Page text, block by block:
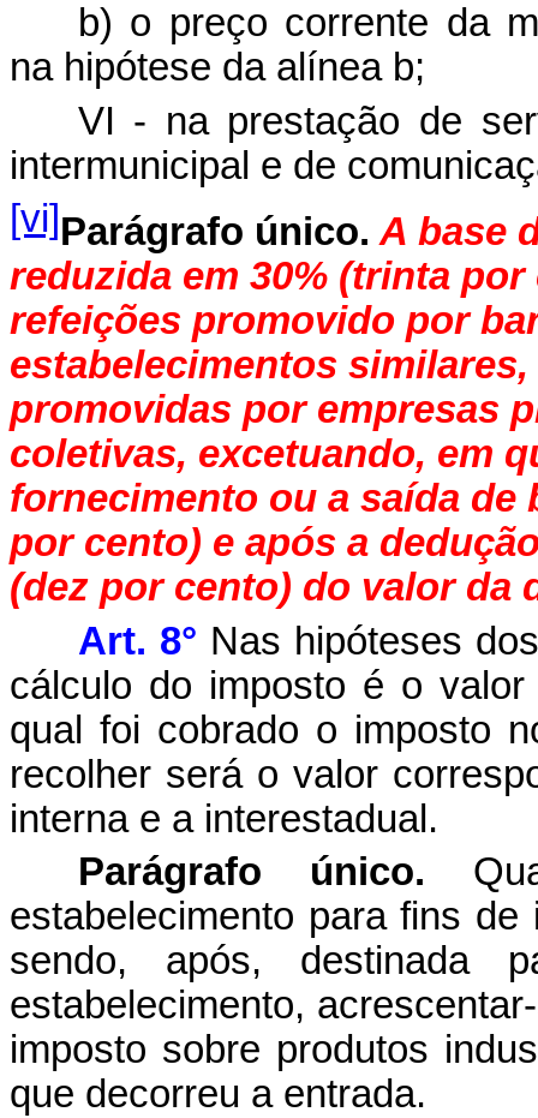
b) o preço corrente da
na hipótese da alínea b;
VI - na prestação de
intermunicipal e de
[vi]Parágrafo único. A base
reduzida em 30% (trinta
refeições promovido por
estabelecimentos
promovidas por empresas
coletivas, excetuando, em
fornecimento ou a saída de
por cento) e após a
(dez por cento) do valor da
Art. 8° Nas hipóteses
cálculo do imposto é o
qual foi cobrado o imposto
recolher será o valor
interna e a interestadual.
Parágrafo único.
estabelecimento para fins
sendo, após, destinada
estabelecimento,
imposto sobre produtos
que decorreu a entrada.